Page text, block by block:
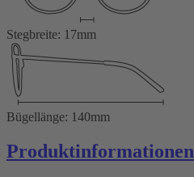
Stegbreite: 17mm
Bügellänge: 140mm
Produktinformationen